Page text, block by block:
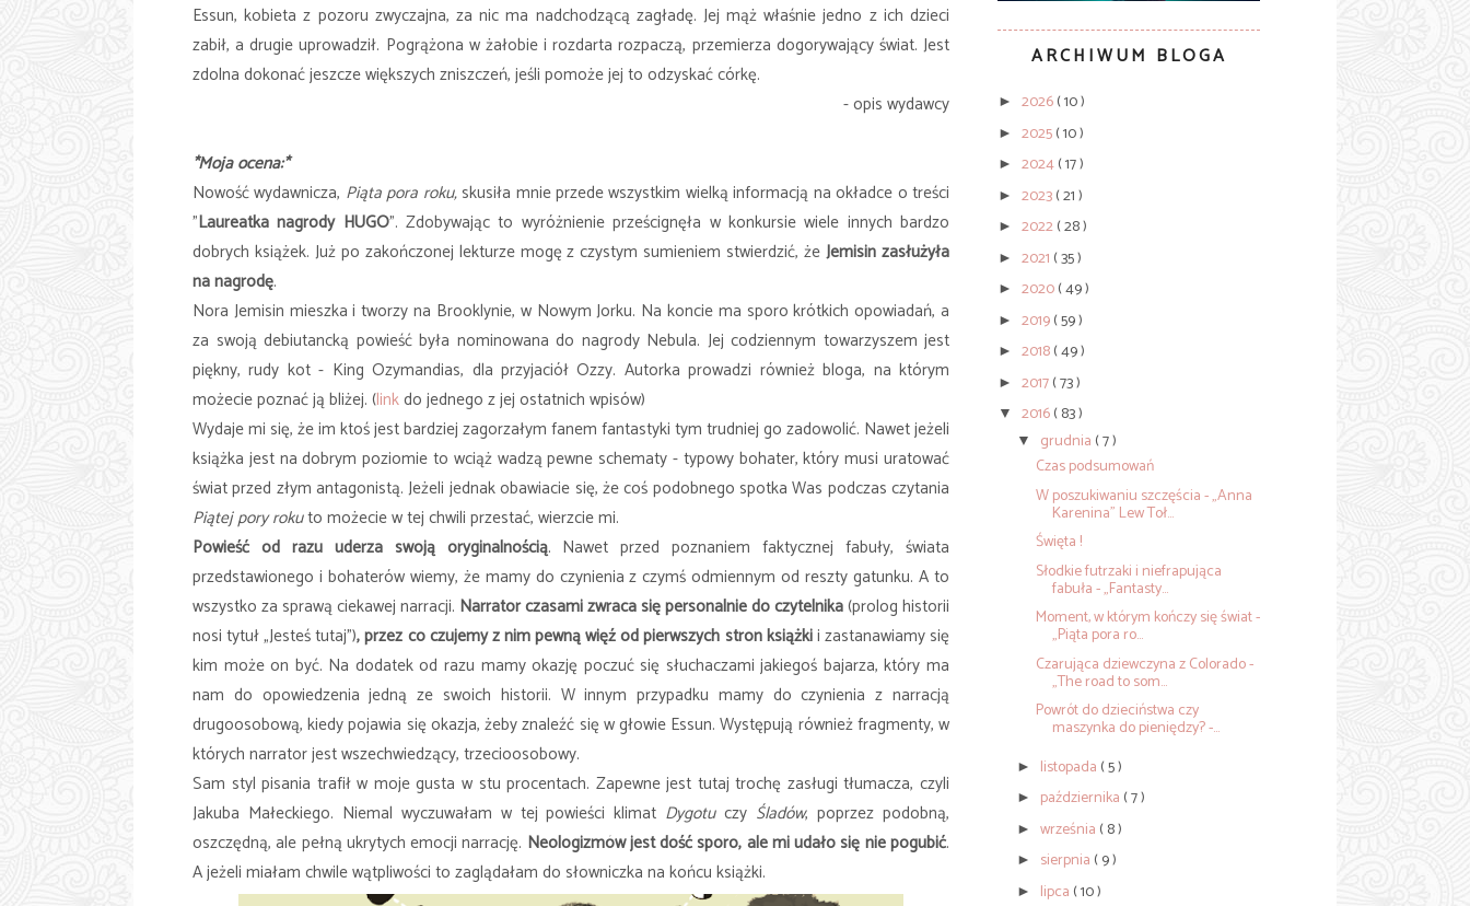
Essun, kobieta z pozoru zwyczajna, za nic ma nadchodzącą zagładę. Jej mąż właśnie jedno z ich dzieci
zabił, a drugie uprowadził. Pogrążona w żałobie i rozdarta rozpaczą, przemierza dogorywający świat. Jest
zdolna dokonać jeszcze większych zniszczeń, jeśli pomoże jej to odzyskać córkę.
- opis wydawcy
*Moja ocena:*
Nowość wydawnicza, Piąta pora roku, skusiła mnie przede wszystkim wielką informacją na okładce o treści
"Laureatka nagrody HUGO". Zdobywając to wyróżnienie prześcignęła w konkursie wiele innych bardzo
dobrych książek. Już po zakończonej lekturze mogę z czystym sumieniem stwierdzić, żeJemisin zasłużyła
na nagrodę.
Nora Jemisin mieszka i tworzy na Brooklynie, w Nowym Jorku. Na koncie ma sporo krótkich opowiadań, a
za swoją debiutancką powieść była nominowana do nagrody Nebula. Jej codziennym towarzyszem jest
piękny, rudy kot - King Ozymandias, dla przyjaciół Ozzy. Autorka prowadzi również bloga, na którym
możecie poznać ją bliżej. (linkdo jednego z jej ostatnich wpisów)
Wydaje mi się, że im ktoś jest bardziej zagorzałym fanem fantastyki tym trudniej go zadowolić. Nawet jeżeli
książka jest na dobrym poziomie to wciąż wadzą pewne schematy - typowy bohater, który musi uratować
świat przed złym antagonistą. Jeżeli jednak obawiacie się, że coś podobnego spotka Was podczas czytania
Piątej pory rokuto możecie w tej chwili przestać, wierzcie mi.
Powieść od razu uderza swoją oryginalnością. Nawet przed poznaniem faktycznej fabuły, świata
przedstawionego i bohaterów wiemy, że mamy do czynienia z czymś odmiennym od reszty gatunku. A to
wszystko za sprawą ciekawej narracji. Narrator czasami zwraca się personalnie do czytelnika(prolog historii
nosi tytuł „Jesteś tutaj”), przez co czujemy z nim pewną więź od pierwszych stron książkii zastanawiamy się
kim może on być. Na dodatek od razu mamy okazję poczuć się słuchaczami jakiegoś bajarza, który ma
nam do opowiedzenia jedną ze swoich historii. W innym przypadku mamy do czynienia z narracją
drugoosobową, kiedy pojawia się okazja, żeby znaleźć się w głowie Essun. Występują również fragmenty, w
których narrator jest wszechwiedzący, trzecioosobowy.
Sam styl pisania trafił w moje gusta w stu procentach. Zapewne jest tutaj trochę zasługi tłumacza, czyli
Jakuba Małeckiego. Niemal wyczuwałam w tej powieści klimat Dygotuczy Śladów, poprzez podobną,
oszczędną, ale pełną ukrytych emocji narrację. Neologizmów jest dość sporo, ale mi udało się nie pogubić.
A jeżeli miałam chwile wątpliwości to zaglądałam do słowniczka na końcu książki.
ARCHIWUM BLOGA
► 2026( 10 )
► 2025( 10 )
► 2024( 17 )
► 2023( 21 )
► 2022( 28 )
► 2021 ( 35 )
► 2020( 49 )
► 2019( 59 )
► 2018( 49 )
► 2017( 73 )
▼ 2016( 83 )
▼ grudnia ( 7 )
Czas podsumowań
W poszukiwaniu szczęścia - „Anna
Karenina” Lew Toł...
Święta !
Słodkie futrzaki i niefrapująca
fabuła - „Fantasty...
Moment, w którym kończy się świat -
„Piąta pora ro...
Czarująca dziewczyna z Colorado -
„The road to som...
Powrót do dzieciństwa czy
maszynka do pieniędzy? -...
► listopada ( 5 )
► października ( 7 )
► września ( 8 )
► sierpnia ( 9 )
► lipca ( 10 )